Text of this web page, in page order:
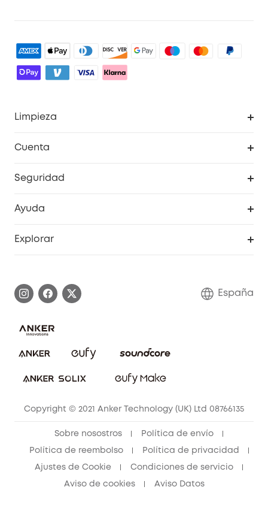
Limpieza
Cuenta
Seguridad
Sistemas de Alarma
Explorar todo
Ayuda
Preguntas frecuentes sobre pedidos
Portal web de seguridad
Explorar
Conviértete en afiliado
España
Copyright © 2021 Anker Technology (UK) Ltd 08766135
Sobre nosostros Política de envío
Política de reembolso Política de privacidad
Ajustes de Cookie Condiciones de servicio
Aviso de cookies Aviso Datos